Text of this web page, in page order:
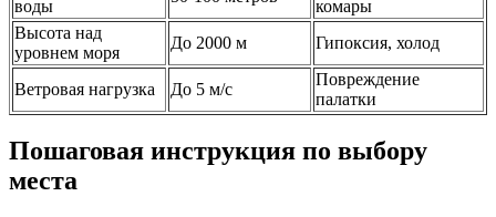
воды
комары
Высота над
уровнем моря
До 2000 м Гипоксия, холод
Ветровая нагрузка До 5 м/с
Повреждение
палатки
Пошаговая инструкция по выбору
места